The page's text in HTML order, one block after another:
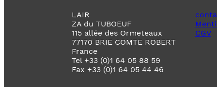
LAIR
ZA du TUBOEUF
115 allée des Ormeteaux
77170 BRIE COMTE ROBERT
France
Tel +33 (0)1 64 05 88 59
Fax +33 (0)1 64 05 44 46
CGV